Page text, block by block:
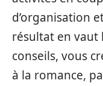
d’organisation
résultat en vaut
conseils, vous
à la romance,